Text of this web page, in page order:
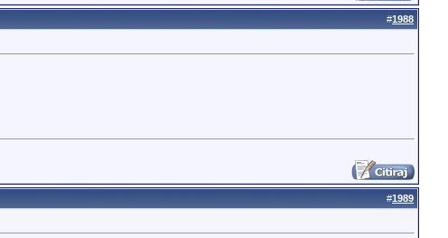
#1988
#1989